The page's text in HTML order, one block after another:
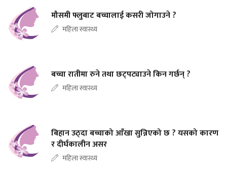
मौसमी फ्लुबाट बच्चालाई कसरी जोगाउने ?
महिला स्वास्थ्य
बच्चा रातीमा रुने तथा छट्पट्याउने किन गर्छन् ?
महिला स्वास्थ्य
बिहान उठ्दा बच्चाको आँखा सुन्निएको छ ? यसको कारण
र दीर्घकालीन असर
महिला स्वास्थ्य